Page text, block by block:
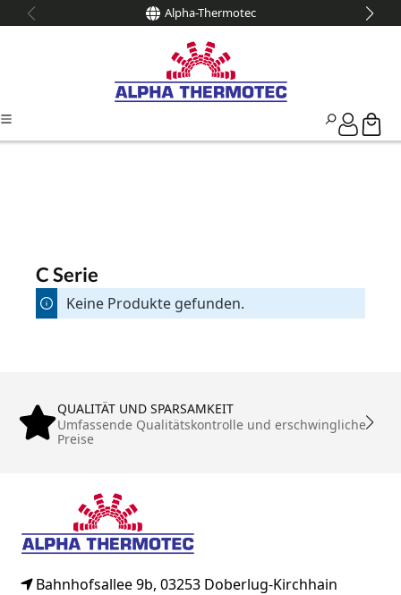
springen Alpha-Thermotec
C Serie
Keine Produkte gefunden.
QUALITÄT UND SPARSAMKEIT
Umfassende Qualitätskontrolle und erschwingliche
Preise
Bahnhofsallee 9b, 03253 Doberlug-Kirchhain